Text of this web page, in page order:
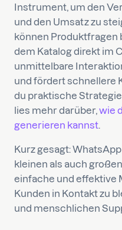
Instrument, um den
und den Umsatz zu
können Produktfragen
dem Katalog direkt im
unmittelbare
und fördert schnellere
du praktische
lies mehr darüber,wie
generieren kannst.
Kurz gesagt:
kleinen als auch
einfache und effektive
Kunden in Kontakt zu
und menschlichen